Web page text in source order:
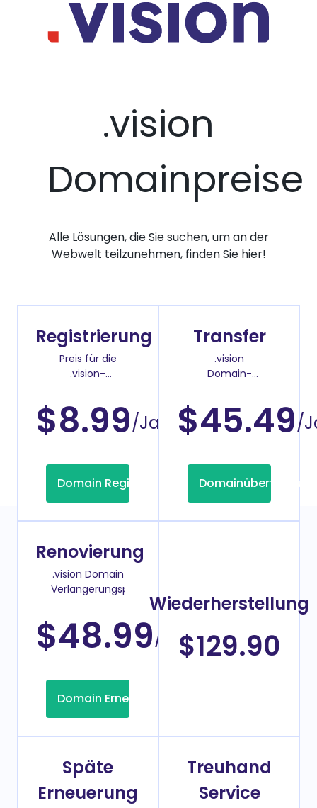
.vision
Domainpreise
Alle Lösungen, die Sie suchen, um an der
Webwelt teilzunehmen, finden Sie hier!
Registrierung
Preis für die
.vision-
$8.99/Jahr
Domain Registrierung
Transfer
.vision
Domain-
$45.49/
Domainübertragung
Renovierung
.vision Domain
Verlängerungspreis
$48.99/Jahr
Domain Erneuerung
Wiederherstellung
$129.90
Späte
Erneuerung
Treuhand
Service